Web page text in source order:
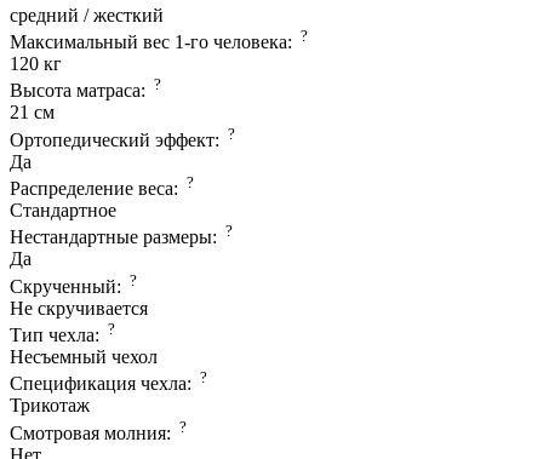
средний / жесткий
Максимальный вес 1-го человека: ?
120 кг
Высота матраса: ?
21 см
Ортопедический эффект: ?
Да
Распределение веса: ?
Стандартное
Нестандартные размеры: ?
Да
Скрученный: ?
Не скручивается
Тип чехла: ?
Несъемный чехол
Спецификация чехла: ?
Трикотаж
Смотровая молния: ?
Нет